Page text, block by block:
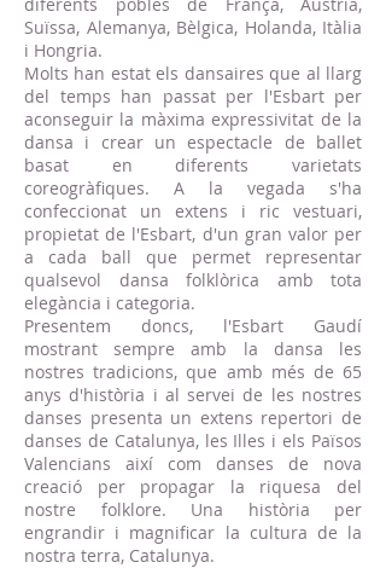
Suïssa, Alemanya, Bèlgica, Holanda, Itàlia
i Hongria.
Molts han estat els dansaires que al llarg
del temps han passat per l'Esbart per
aconseguir la màxima expressivitat de la
dansa i crear un espectacle de ballet
basat en diferents varietats
coreogràfiques. A la vegada s'ha
confeccionat un extens i ric vestuari,
propietat de l'Esbart, d'un gran valor per
a cada ball que permet representar
qualsevol dansa folklòrica amb tota
elegància i categoria.
Presentem doncs, l'Esbart Gaudí
mostrant sempre amb la dansa les
nostres tradicions, que amb més de 65
anys d'història i al servei de les nostres
danses presenta un extens repertori de
danses de Catalunya, les Illes i els Països
Valencians així com danses de nova
creació per propagar la riquesa del
nostre folklore. Una història per
engrandir i magnificar la cultura de la
nostra terra, Catalunya.